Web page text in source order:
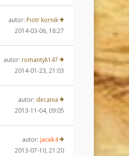
autor: Piotr kornik
2014-03-06, 18:27
autor: romantyk147
2014-01-23, 21:03
autor: decania
2013-11-04, 09:05
autor: jacek4
2013-07-10, 21:20